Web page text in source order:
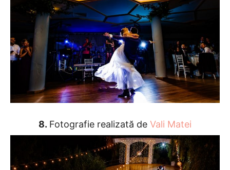
8. Fotografie realizată de Vali Matei